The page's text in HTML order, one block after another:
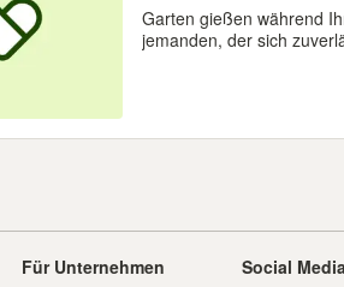
Garten gießen während
jemanden, der sich
Für Unternehmen
Social